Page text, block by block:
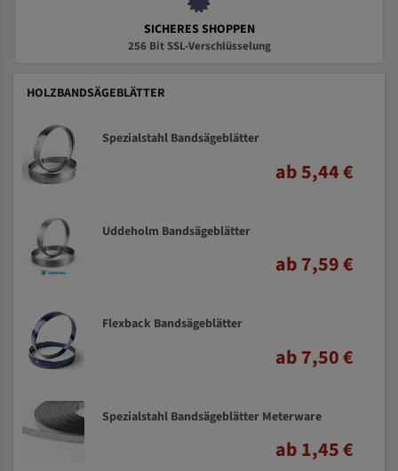
SICHERES SHOPPEN
256 Bit SSL-Verschlüsselung
HOLZBANDSÄGEBLÄTTER
Spezialstahl Bandsägeblätter
ab 5,44 €
Uddeholm Bandsägeblätter
ab 7,59 €
Flexback Bandsägeblätter
ab 7,50 €
Spezialstahl Bandsägeblätter Meterware
ab 1,45 €